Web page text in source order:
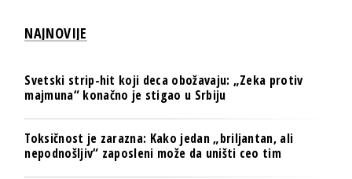
NAJNOVIJE
Svetski strip-hit koji deca obožavaju: „Zeka protiv
majmuna“ konačno je stigao u Srbiju
Toksičnost je zarazna: Kako jedan „briljantan, ali
nepodnošljiv“ zaposleni može da uništi ceo tim